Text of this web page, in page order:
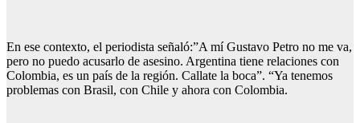
En ese contexto, el periodista señaló:”A mí Gustavo Petro no me va,
pero no puedo acusarlo de asesino. Argentina tiene relaciones con
Colombia, es un país de la región. Callate la boca”. “Ya tenemos
problemas con Brasil, con Chile y ahora con Colombia.